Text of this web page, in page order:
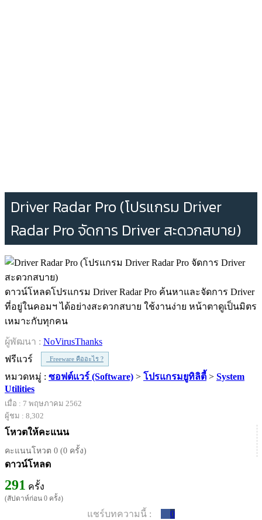
Driver Radar Pro (โปรแกรม Driver
Radar Pro จัดการ Driver สะดวกสบาย)
ดาวน์โหลดโปรแกรม Driver Radar Pro ค้นหาและจัดการ Driver
ที่อยู่ในคอมฯ ได้อย่างสะดวกสบาย ใช้งานง่าย หน้าตาดูเป็นมิตร
เหมาะกับทุกคน
ผู้พัฒนา : NoVirusThanks
ฟรีแวร์
Freeware คืออะไร ?
หมวดหมู่ : ซอฟต์แวร์ (Software) > โปรแกรมยูทิลิตี้ > System
Utilities
เมื่อ : 7 พฤษภาคม 2562
ผู้ชม : 8,302
โหวตให้คะแนน
คะแนนโหวต 0 (0 ครั้ง)
ดาวน์โหลด
291 ครั้ง
(สัปดาห์ก่อน 0 ครั้ง)
แชร์บทความนี้ : 0